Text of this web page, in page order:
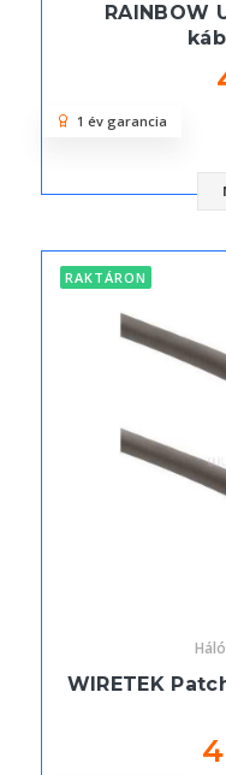
RAINBOW
1 év garancia
RAKTÁRON
WIRETEK